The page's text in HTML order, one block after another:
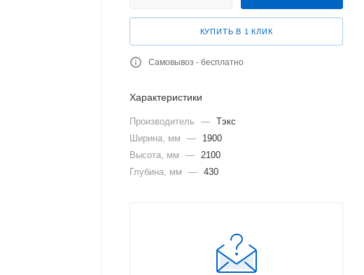
КУПИТЬ В 1 КЛИК
Самовывоз - бесплатно
Характеристики
Производитель — Тэкс
Ширина, мм
—
1900
Высота, мм
— 2100
Глубина, мм
— 430